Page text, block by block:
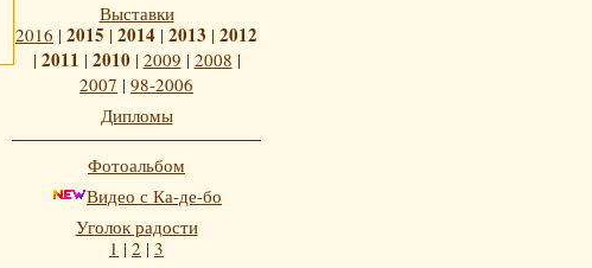
Выставки
2016 | 2015 | 2014 | 2013 | 2012
| 2011 | 2010 | 2009 | 2008 |
2007 | 98-2006
Дипломы
Фотоальбом
Видео с Ка-де-бо
Уголок радости
1 | 2 | 3